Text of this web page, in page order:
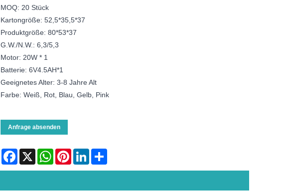
MOQ: 20 Stück
Kartongröße: 52,5*35,5*37
Produktgröße: 80*53*37
G.W./N.W.: 6,3/5,3
Motor: 20W * 1
Batterie: 6V4.5AH*1
Geeignetes Alter: 3-8 Jahre Alt
Farbe: Weiß, Rot, Blau, Gelb, Pink
Anfrage absenden
Facebook
X WhatsAppPinterestLinkedInShare